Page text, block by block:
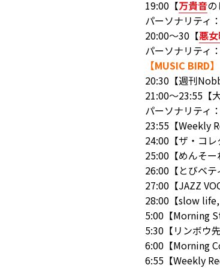
19:00【万貴音の
パーソナリティ
20:00～30【悪
パーソナリティ
【MUSIC BIRD】
20:30【週刊
21:00～23:55【
パーソナリティ
23:55【Weekly
24:00【ザ・コレ
25:00【めんそー
26:00【とびベテ
27:00【JAZZ
28:00【slow
5:00【Morning
5:30【リンボウ
6:00【Morning
6:55【Weekly